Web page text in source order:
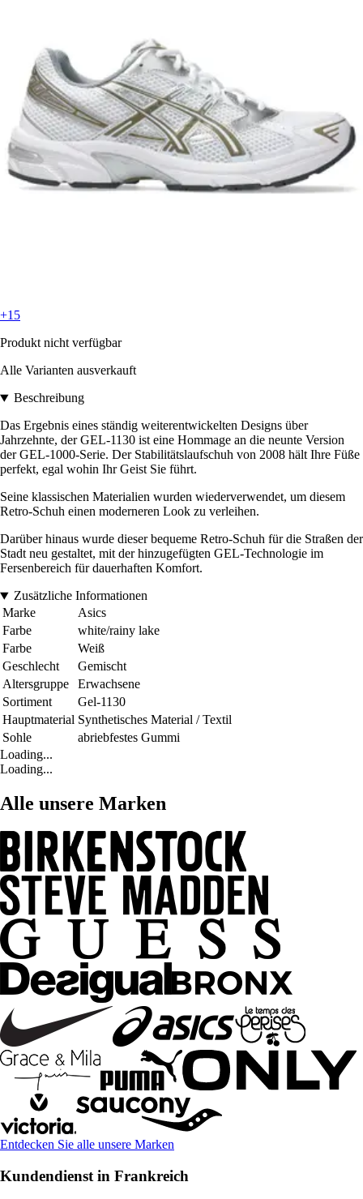
+15
Produkt nicht verfügbar
Alle Varianten ausverkauft
Beschreibung
Das Ergebnis eines ständig weiterentwickelten Designs über
Jahrzehnte, der GEL-1130 ist eine Hommage an die neunte Version
der GEL-1000-Serie. Der Stabilitätslaufschuh von 2008 hält Ihre Füße
perfekt, egal wohin Ihr Geist Sie führt.
Seine klassischen Materialien wurden wiederverwendet, um diesem
Retro-Schuh einen moderneren Look zu verleihen.
Darüber hinaus wurde dieser bequeme Retro-Schuh für die Straßen der
Stadt neu gestaltet, mit der hinzugefügten GEL-Technologie im
Fersenbereich für dauerhaften Komfort.
Zusätzliche Informationen
Marke
Asics
Farbe
white/rainy lake
Farbe
Weiß
Geschlecht
Gemischt
Altersgruppe
Erwachsene
Sortiment
Gel-1130
Hauptmaterial Synthetisches Material / Textil
Sohle
abriebfestes Gummi
Loading...
Loading...
Alle unsere Marken
Entdecken Sie alle unsere Marken
Kundendienst in Frankreich